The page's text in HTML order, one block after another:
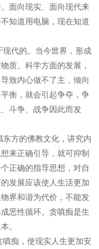
面向现实、面向现代来
知道用电脑，现在知道
代的。当今世界，形成
质、科学方面的发展，
致内心做不了主，倾向
衡，就会引起争夺，争
斗争、战争因此而发
方的佛教文化，讲究内
来正确引导，就可抑制
正确的指导思想，对自
发展应该使人生活更加
界和谐为代价，不能发
恶性循环。贪嗔痴是生
。
痴，使现实人生更加安